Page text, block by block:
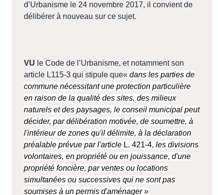
d’Urbanisme le 24 novembre 2017, il convient de
délibérer à nouveau sur ce sujet.
VU le Code de l’Urbanisme, et notamment son
article L115-3 qui stipule que« dans les parties de
commune nécessitant une protection particulière
en raison de la qualité des sites, des milieux
naturels et des paysages, le conseil municipal peut
décider, par délibération motivée, de soumettre, à
l'intérieur de zones qu'il délimite, à la déclaration
préalable prévue par l'article L. 421-4, les divisions
volontaires, en propriété ou en jouissance, d'une
propriété foncière, par ventes ou locations
simultanées ou successives qui ne sont pas
soumises à un permis d'aménager »